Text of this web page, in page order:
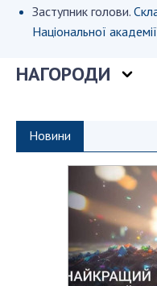
Президія НАН
Апарат Президії
наук
Секція суспільних
Установи при
Ради, комітети та
Наукові центри
Громадські
Заступник голови.
Національної
НАГОРОДИ
Новини